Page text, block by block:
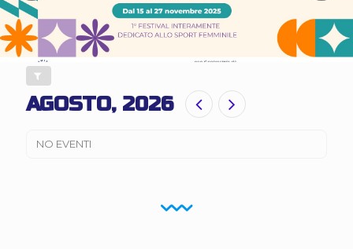
HOCKEY PRATO
AGOSTO, 2026
NO EVENTI